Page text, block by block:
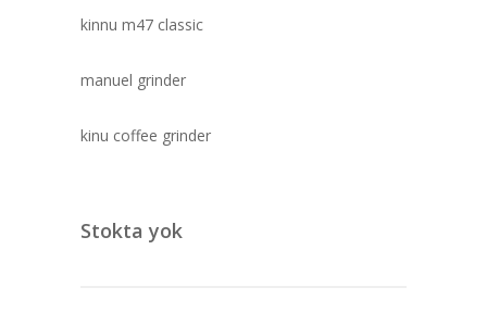
kinnu m47 classic
manuel grinder
kinu coffee grinder
Stokta yok